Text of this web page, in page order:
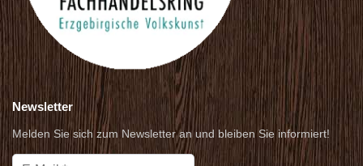
Newsletter
Melden Sie sich zum Newsletter an und bleiben Sie informiert!